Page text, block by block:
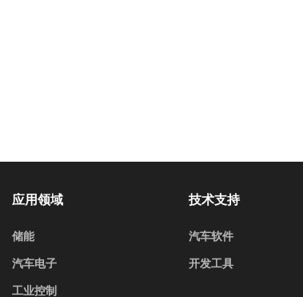
应用领域
储能
汽车电子
工业控制
技术支持
汽车软件
开发工具